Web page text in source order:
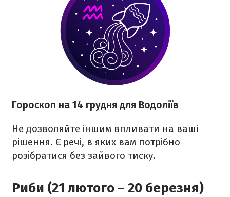
Гороскоп на 14 грудня для Водоліїв
Не дозволяйте іншим впливати на ваші
рішення. Є речі, в яких вам потрібно
розібратися без зайвого тиску.
Риби (21 лютого – 20 березня)